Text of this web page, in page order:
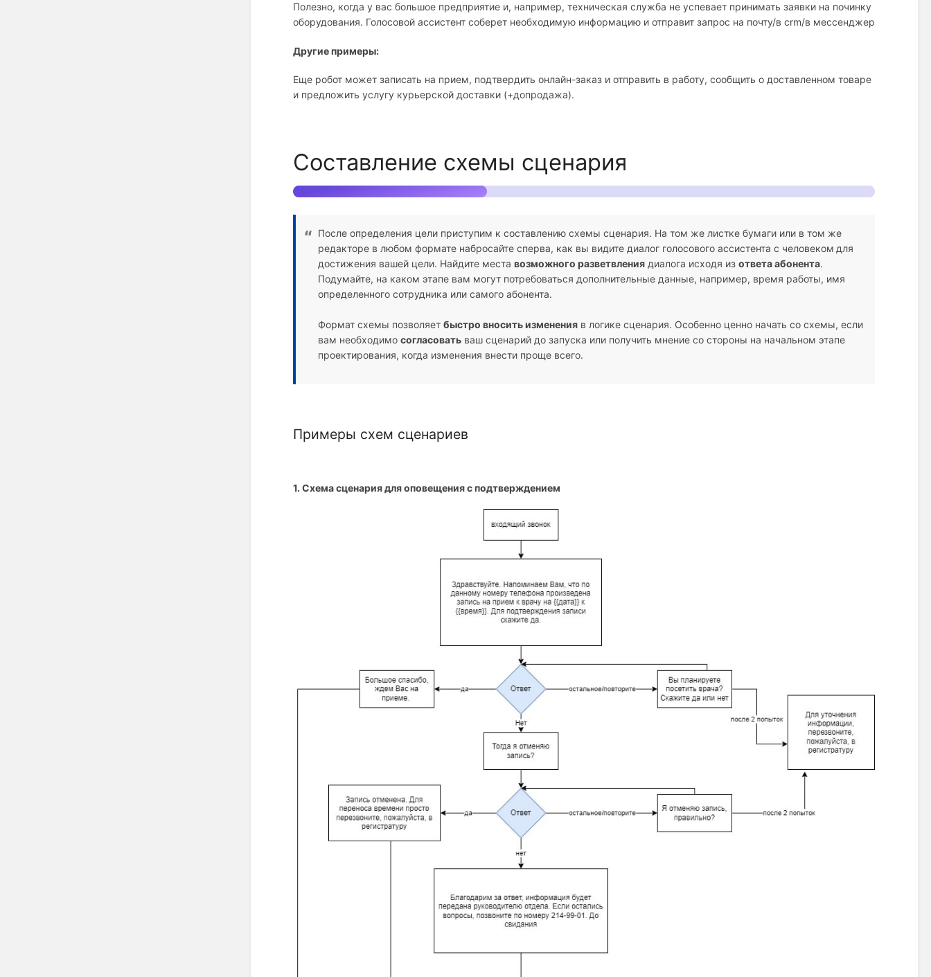
Полезно, когда у вас большое предприятие и, например, техническая служба не успевает принимать заявки на починку
оборудования. Голосовой ассистент соберет необходимую информацию и отправит запрос на почту/в crm/в мессенджер
Другие примеры:
Еще робот может записать на прием, подтвердить онлайн-заказ и отправить в работу, сообщить о доставленном товаре
и предложить услугу курьерской доставки (+допродажа).
Составление схемы сценария
После определения цели приступим к составлению схемы сценария. На том же листке бумаги или в том же
редакторе в любом формате набросайте сперва, как вы видите диалог голосового ассистента с человеком для
достижения вашей цели. Найдите меставозможного разветвления диалога исходя изответа абонента.
Подумайте, на каком этапе вам могут потребоваться дополнительные данные, например, время работы, имя
определенного сотрудника или самого абонента.
Формат схемы позволяетбыстро вносить изменения в логике сценария. Особенно ценно начать со схемы, если
вам необходимосогласовать ваш сценарий до запуска или получить мнение со стороны на начальном этапе
проектирования, когда изменения внести проще всего.
Примеры схем сценариев
1. Схема сценария для оповещения с подтверждением